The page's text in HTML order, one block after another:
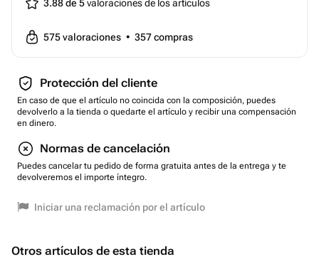
3.88 de 5valoraciones de los artículos
575valoraciones • 357compras
Protección del cliente
En caso de que el artículo no coincida con la composición, puedes
devolverlo a la tienda o quedarte el artículo y recibir una compensación
en dinero.
Normas de cancelación
Puedes cancelar tu pedido de forma gratuita antes de la entrega y te
devolveremos el importe íntegro.
Iniciar una reclamación por el artículo
Otros artículos de esta tienda